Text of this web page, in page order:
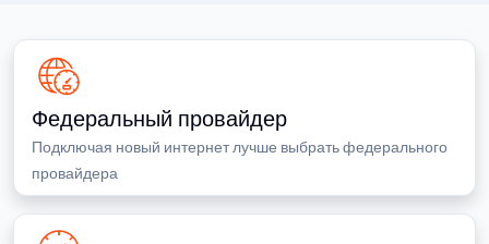
Федеральный провайдер
Подключая новый интернет лучше выбрать федерального
провайдера